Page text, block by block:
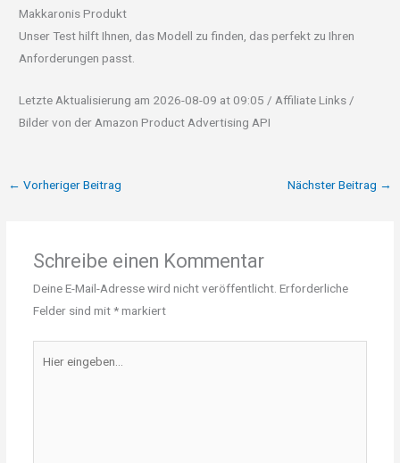
Makkaronis Produkt
Unser Test hilft Ihnen, das Modell zu finden, das perfekt zu Ihren
Anforderungen passt.
Letzte Aktualisierung am 2026-08-09 at 09:05 / Affiliate Links /
Bilder von der Amazon Product Advertising API
← Vorheriger Beitrag Nächster Beitrag →
Schreibe einen Kommentar
Deine E-Mail-Adresse wird nicht veröffentlicht. Erforderliche
Felder sind mit*markiert
eingeben…